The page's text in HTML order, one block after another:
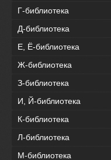
Г-библиотека
Д-библиотека
Е, Ё-библиотека
Ж-библиотека
З-библиотека
И, Й-библиотека
К-библиотека
Л-библиотека
М-библиотека